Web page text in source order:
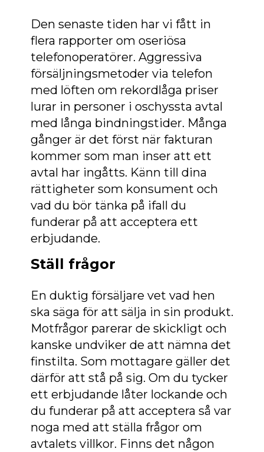
Den senaste tiden har vi fått in
flera rapporter om oseriösa
telefonoperatörer. Aggressiva
försäljningsmetoder via telefon
med löften om rekordlåga priser
lurar in personer i oschyssta avtal
med långa bindningstider. Många
gånger är det först när fakturan
kommer som man inser att ett
avtal har ingåtts. Känn till dina
rättigheter som konsument och
vad du bör tänka på ifall du
funderar på att acceptera ett
erbjudande.
Ställ frågor
En duktig försäljare vet vad hen
ska säga för att sälja in sin produkt.
Motfrågor parerar de skickligt och
kanske undviker de att nämna det
finstilta. Som mottagare gäller det
därför att stå på sig. Om du tycker
ett erbjudande låter lockande och
du funderar på att acceptera så var
noga med att ställa frågor om
avtalets villkor. Finns det någon